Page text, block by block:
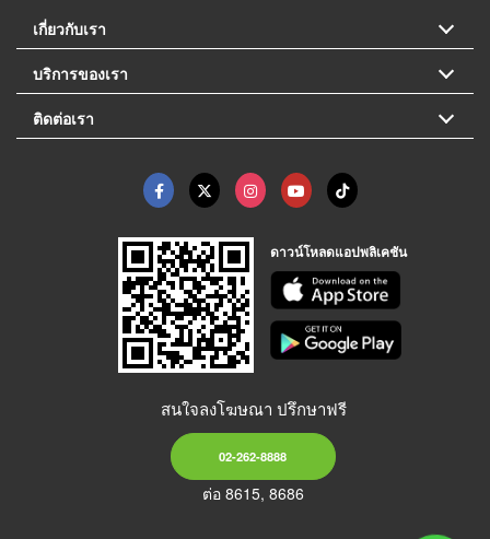
เกี่ยวกับเรา
บริการของเรา
ติดต่อเรา
ดาวน์โหลดแอปพลิเคชัน
สนใจลงโฆษณา ปรึกษาฟรี
02-262-8888
ต่อ 8615, 8686